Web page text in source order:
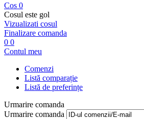
Cos 0
Cosul este gol
Vizualizati cosul
Finalizare comanda
0 0
Contul meu
Comenzi
Listă comparație
Listă de preferințe
Urmarire comanda
Urmarire comanda